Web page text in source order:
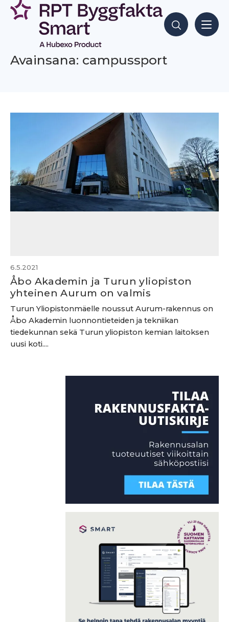
Siirry
sisältöön
Hae sisältöjä
Avainsana: campussport
6.5.2021
Åbo Akademin ja Turun yliopiston
yhteinen Aurum on valmis
Turun Yliopistonmäelle noussut Aurum-rakennus on
Åbo Akademin luonnontieteiden ja tekniikan
tiedekunnan sekä Turun yliopiston kemian laitoksen
uusi koti....